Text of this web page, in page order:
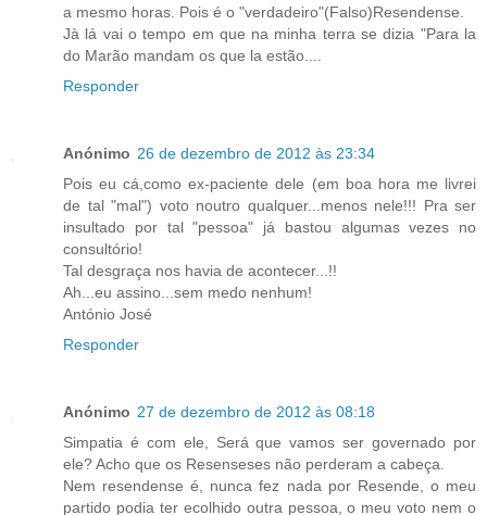
a mesmo horas. Pois é o "verdadeiro"(Falso)Resendense.
Jà lá vai o tempo em que na minha terra se dizia "Para la
do Marão mandam os que la estão....
Responder
Anónimo 26 de dezembro de 2012 às 23:34
Pois eu cá,como ex-paciente dele (em boa hora me livrei
de tal "mal") voto noutro qualquer...menos nele!!! Pra ser
insultado por tal "pessoa" já bastou algumas vezes no
consultório!
Tal desgraça nos havia de acontecer...!!
Ah...eu assino...sem medo nenhum!
António José
Responder
Anónimo 27 de dezembro de 2012 às 08:18
Simpatia é com ele, Será que vamos ser governado por
ele? Acho que os Resenseses não perderam a cabeça.
Nem resendense é, nunca fez nada por Resende, o meu
partido podia ter ecolhido outra pessoa, o meu voto nem o